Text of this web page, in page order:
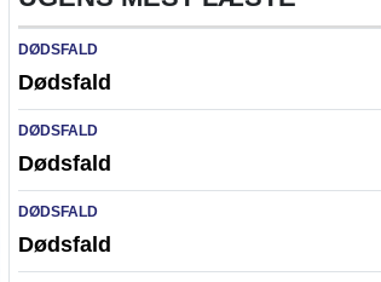
DØDSFALD
Dødsfald
DØDSFALD
Dødsfald
DØDSFALD
Dødsfald